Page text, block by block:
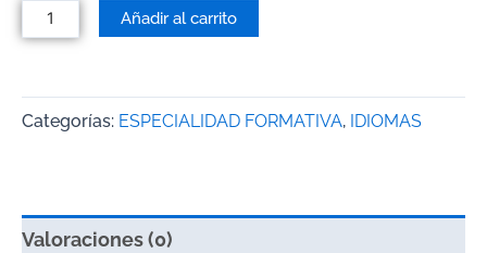
Añadir al carrito
Categorías: ESPECIALIDAD FORMATIVA, IDIOMAS
Valoraciones (0)